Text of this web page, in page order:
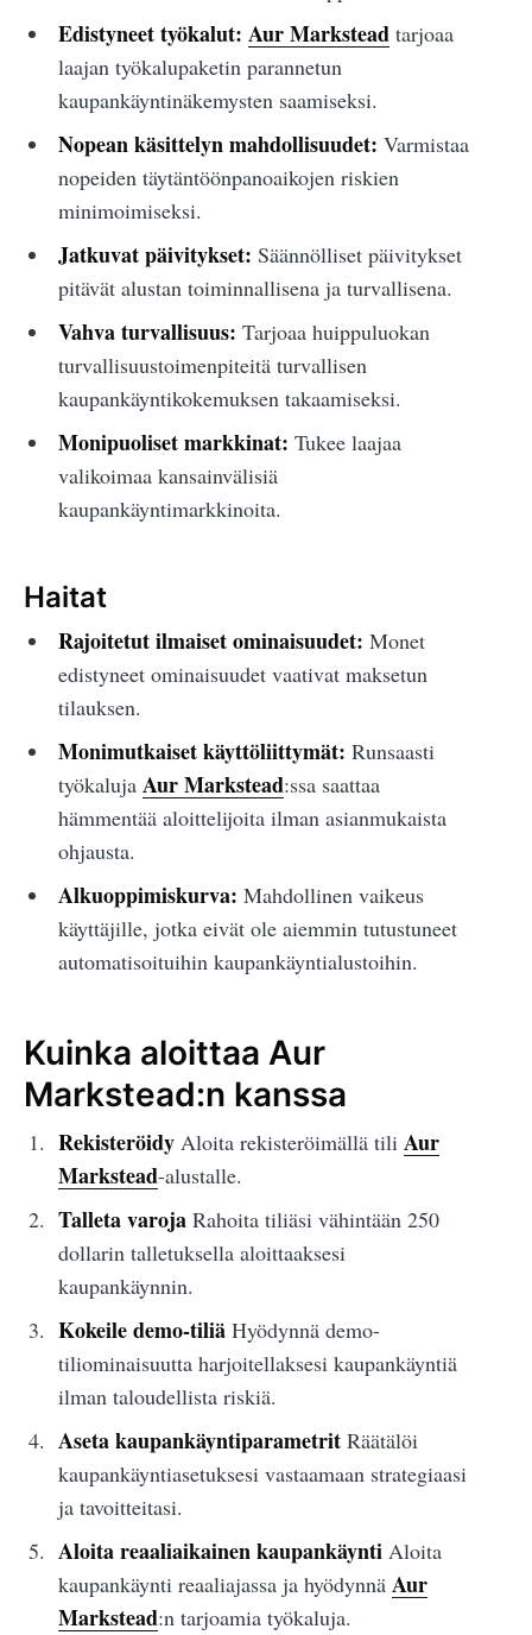
Edistyneet työkalut: Aur Marksteadtarjoaa
laajan työkalupaketin parannetun
kaupankäyntinäkemysten saamiseksi.
Nopean käsittelyn mahdollisuudet: Varmistaa
nopeiden täytäntöönpanoaikojen riskien
minimoimiseksi.
Jatkuvat päivitykset: Säännölliset päivitykset
pitävät alustan toiminnallisena ja turvallisena.
Vahva turvallisuus: Tarjoaa huippuluokan
turvallisuustoimenpiteitä turvallisen
kaupankäyntikokemuksen takaamiseksi.
Monipuoliset markkinat: Tukee laajaa
valikoimaa kansainvälisiä
kaupankäyntimarkkinoita.
Haitat
Rajoitetut ilmaiset ominaisuudet: Monet
edistyneet ominaisuudet vaativat maksetun
tilauksen.
Monimutkaiset käyttöliittymät: Runsaasti
työkaluja Aur Markstead:ssa saattaa
hämmentää aloittelijoita ilman asianmukaista
ohjausta.
Alkuoppimiskurva: Mahdollinen vaikeus
käyttäjille, jotka eivät ole aiemmin tutustuneet
automatisoituihin kaupankäyntialustoihin.
Kuinka aloittaa Aur
Markstead:n kanssa
RekisteröidyAloita rekisteröimällä tili Aur
Markstead-alustalle.
Talleta varojaRahoita tiliäsi vähintään 250
dollarin talletuksella aloittaaksesi
kaupankäynnin.
Kokeile demo-tiliäHyödynnä demo-
tiliominaisuutta harjoitellaksesi kaupankäyntiä
ilman taloudellista riskiä.
Aseta kaupankäyntiparametritRäätälöi
kaupankäyntiasetuksesi vastaamaan strategiaasi
ja tavoitteitasi.
Aloita reaaliaikainen kaupankäyntiAloita
kaupankäynti reaaliajassa ja hyödynnä Aur
Markstead:n tarjoamia työkaluja.